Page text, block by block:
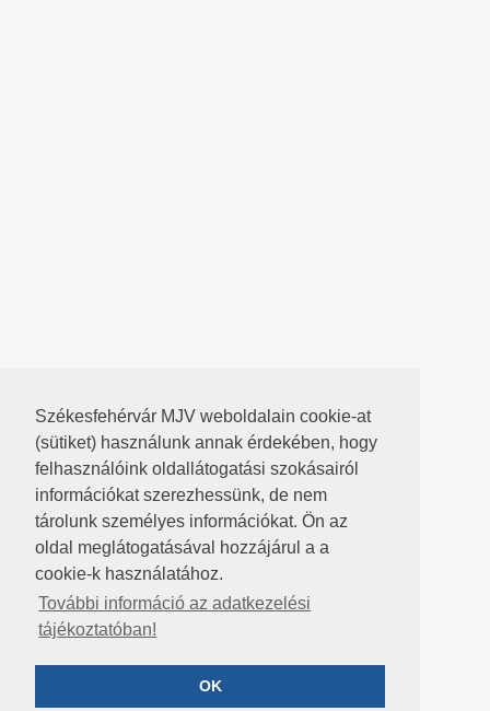
Székesfehérvár MJV weboldalain cookie-at
(sütiket) használunk annak érdekében, hogy
felhasználóink oldallátogatási szokásairól
információkat szerezhessünk, de nem
tárolunk személyes információkat. Ön az
oldal meglátogatásával hozzájárul a a
cookie-k használatához.
További információ az adatkezelési
tájékoztatóban!
OK